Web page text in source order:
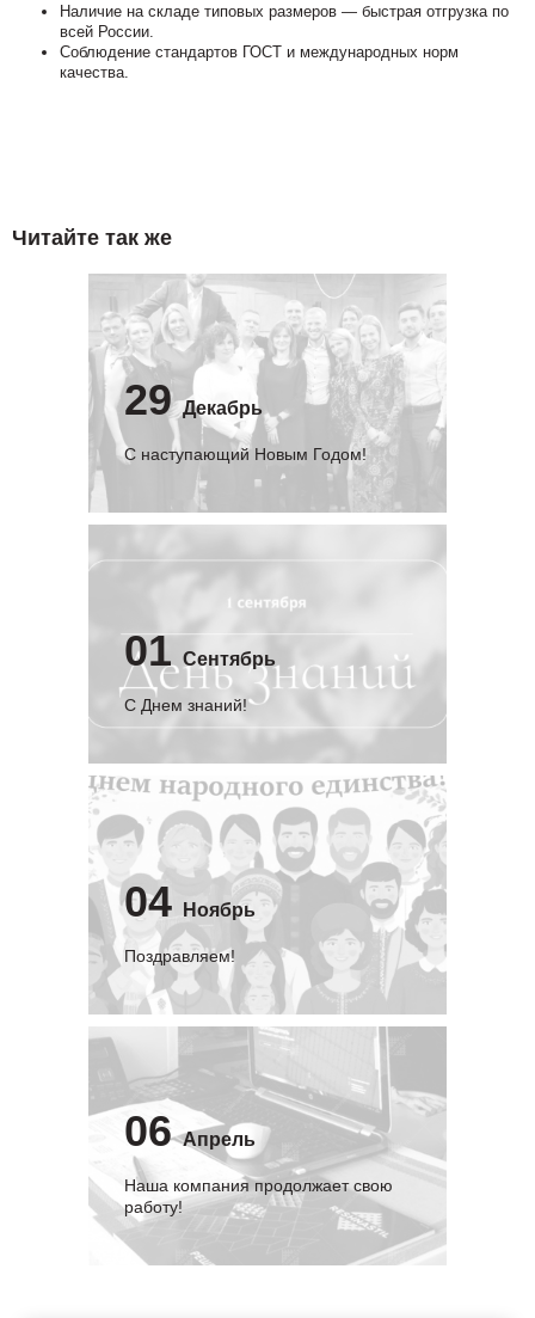
Наличие на складе типовых размеров — быстрая отгрузка по
всей России.
Соблюдение стандартов ГОСТ и международных норм
качества.
Читайте так же
29 Декабрь
С наступающий Новым Годом!
01 Сентябрь
C Днем знаний!
04 Ноябрь
Поздравляем!
06 Апрель
Наша компания продолжает свою
работу!